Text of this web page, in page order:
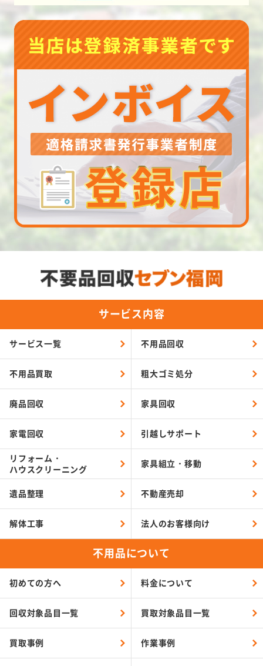
サービス内容
サービス一覧 不用品回収
不用品買取 粗大ゴミ処分
廃品回収 家具回収
家電回収 引越しサポート
リフォーム・
ハウスクリーニング
家具組立・移動
遺品整理 不動産売却
解体工事 法人のお客様向け
不用品について
初めての方へ 料金について
回収対象品目一覧 買取対象品目一覧
買取事例 作業事例